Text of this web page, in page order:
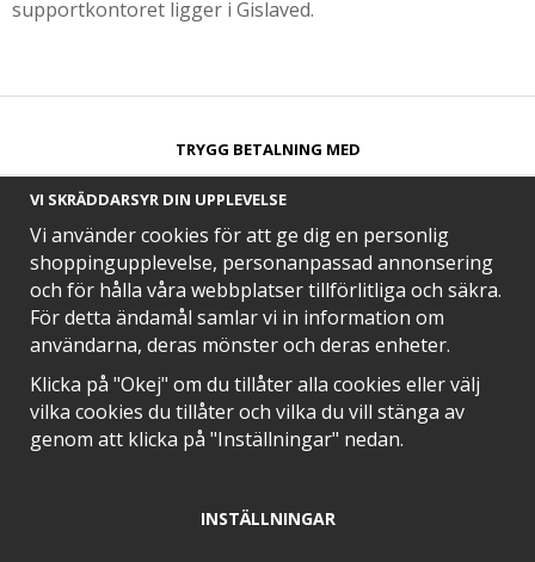
supportkontoret ligger i Gislaved.
TRYGG BETALNING MED​
SNABB LEVERANS MED
EN DEL AV
VI SKRÄDDARSYR DIN UPPLEVELSE
Vi använder cookies för att ge dig en personlig
shoppingupplevelse, personanpassad annonsering
och för hålla våra webbplatser tillförlitliga och säkra.
För detta ändamål samlar vi in information om
användarna, deras mönster och deras enheter.
Klicka på "Okej" om du tillåter alla cookies eller välj
vilka cookies du tillåter och vilka du vill stänga av
genom att klicka på "Inställningar" nedan.
INSTÄLLNINGAR